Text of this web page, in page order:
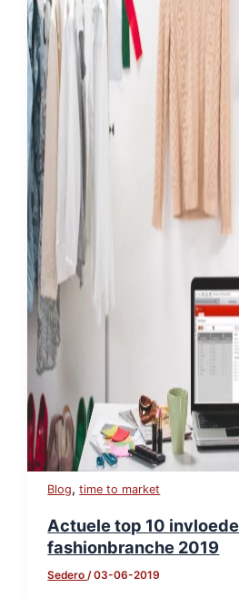
Blog,time to market
Actuele top 10
fashionbranche 2019
Sedero/03-06-2019